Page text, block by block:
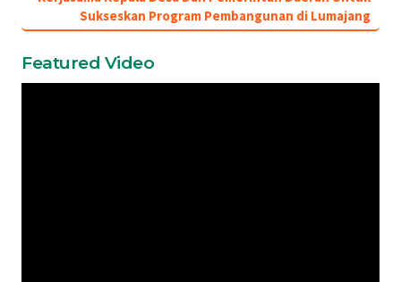
Sukseskan Program Pembangunan di Lumajang
Featured Video